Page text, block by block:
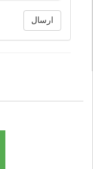
ارسال